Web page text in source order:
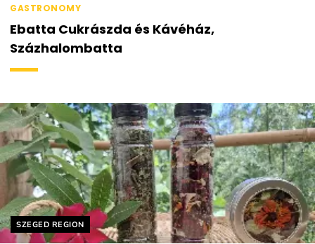
GASTRONOMY
Ebatta Cukrászda és Kávéház,
Százhalombatta
Helyszín címkék:
SZEGED REGION